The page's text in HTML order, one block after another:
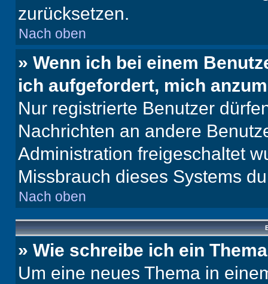
zurücksetzen.
Nach oben
» Wenn ich bei einem
ich aufgefordert, mich
Nur registrierte Benutzer
Nachrichten an andere
Administration freigeschaltet
Missbrauch dieses Systems
Nach oben
» Wie schreibe ich ein
Um eine neues Thema in